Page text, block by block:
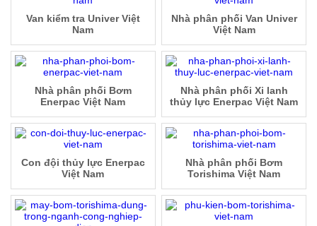
Van kiểm tra Univer Việt
Nam
Nhà phân phối Van Univer
Việt Nam
Nhà phân phối Bơm
Enerpac Việt Nam
Nhà phân phối Xi lanh
thủy lực Enerpac Việt Nam
Con đội thủy lực Enerpac
Việt Nam
Nhà phân phối Bơm
Torishima Việt Nam